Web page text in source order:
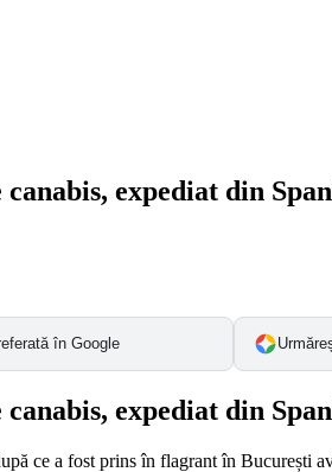
expediat din
în Google
expediat din
ce a fost prins în flagrant în București